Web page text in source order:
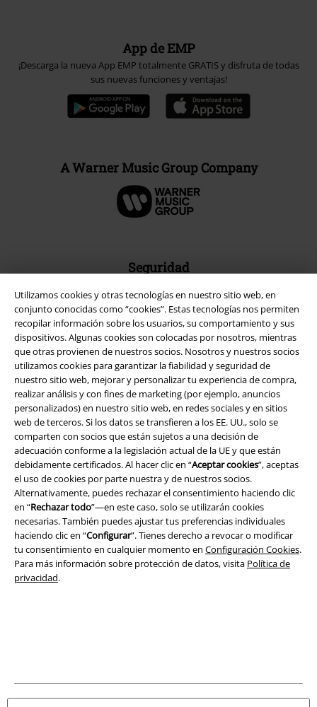
Utilizamos cookies y otras tecnologías en nuestro sitio web, en
conjunto conocidas como “cookies”. Estas tecnologías nos permiten
recopilar información sobre los usuarios, su comportamiento y sus
dispositivos. Algunas cookies son colocadas por nosotros, mientras
que otras provienen de nuestros socios. Nosotros y nuestros socios
utilizamos cookies para garantizar la fiabilidad y seguridad de
nuestro sitio web, mejorar y personalizar tu experiencia de compra,
realizar análisis y con fines de marketing (por ejemplo, anuncios
personalizados) en nuestro sitio web, en redes sociales y en sitios
web de terceros. Si los datos se transfieren a los EE. UU., solo se
comparten con socios que están sujetos a una decisión de
adecuación conforme a la legislación actual de la UE y que están
debidamente certificados. Al hacer clic en “Aceptar cookies”, aceptas
el uso de cookies por parte nuestra y de nuestros socios.
Alternativamente, puedes rechazar el consentimiento haciendo clic
en “Rechazar todo”—en este caso, solo se utilizarán cookies
necesarias. También puedes ajustar tus preferencias individuales
haciendo clic en “Configurar”. Tienes derecho a revocar o modificar
tu consentimiento en cualquier momento en Configuración Cookies.
Para más información sobre protección de datos, visita Política de
privacidad.
App de EMP
¡Descarga la nueva App EMP totalmente GRATIS y disfruta de todas
sus nuevas funciones y ventajas!
A Warner Music Group Company
Seguridad
Legal
Términos y Condiciones
Aviso Legal
Ley protección de datos